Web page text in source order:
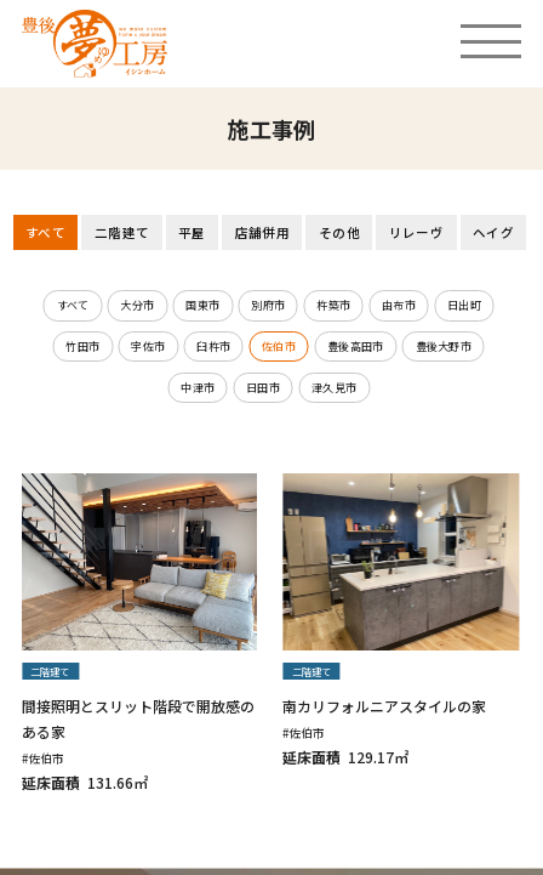
施工事例
すべて 二階建て 平屋 店舗併用 その他 リレーヴ ヘイグ
すべて 大分市 国東市 別府市 杵築市 由布市 日出町
竹田市 宇佐市 臼杵市 佐伯市 豊後高田市 豊後大野市
中津市 日田市 津久見市
二階建て
間接照明とスリット階段で開放感の
ある家
#佐伯市
延床面積 131.66㎡
二階建て
南カリフォルニアスタイルの家
#佐伯市
延床面積 129.17㎡